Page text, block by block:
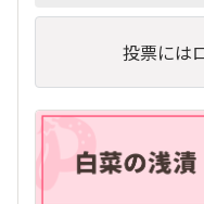
投票には